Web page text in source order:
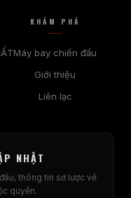
KHÁM PHÁ
Máy bay chiến đấu
Giới thiệu
Liên lạc
NHẬT
thông tin sơ lược về
quyền.